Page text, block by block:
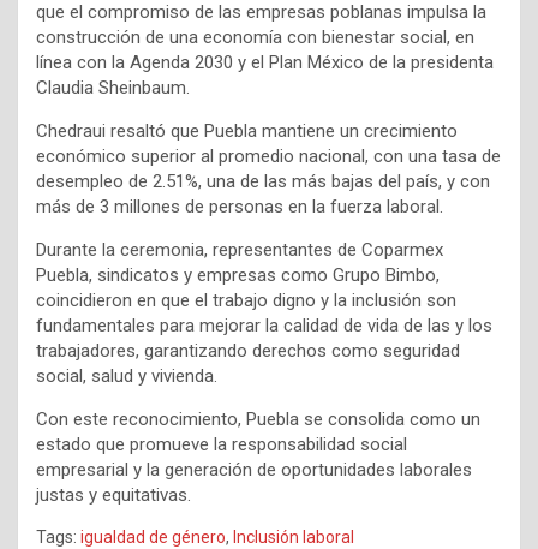
que el compromiso de las empresas poblanas impulsa la
construcción de una economía con bienestar social, en
línea con la Agenda 2030 y el Plan México de la presidenta
Claudia Sheinbaum.
Chedraui resaltó que Puebla mantiene un crecimiento
económico superior al promedio nacional, con una tasa de
desempleo de 2.51%, una de las más bajas del país, y con
más de 3 millones de personas en la fuerza laboral.
Durante la ceremonia, representantes de Coparmex
Puebla, sindicatos y empresas como Grupo Bimbo,
coincidieron en que el trabajo digno y la inclusión son
fundamentales para mejorar la calidad de vida de las y los
trabajadores, garantizando derechos como seguridad
social, salud y vivienda.
Con este reconocimiento, Puebla se consolida como un
estado que promueve la responsabilidad social
empresarial y la generación de oportunidades laborales
justas y equitativas.
Tags: igualdad de género, Inclusión laboral